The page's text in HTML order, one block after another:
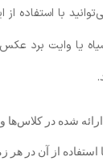
با استفاده از
یا وایت برد
شده در کلاس‌ها و
از آن در هر